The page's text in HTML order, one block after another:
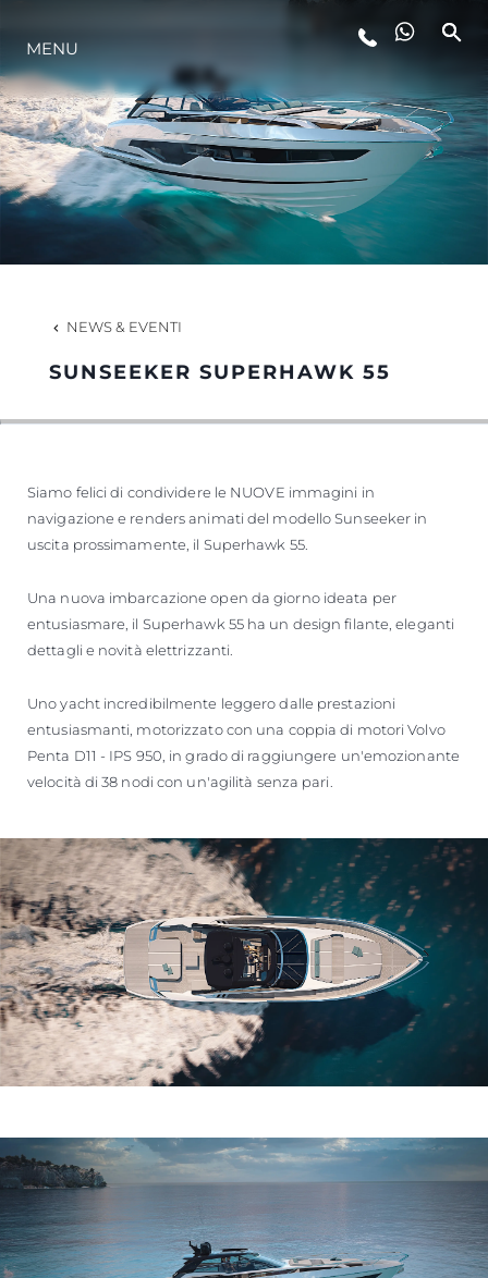
LIFESTYLE
INNOVAZIONE
L'AZIENDA
MENU
NEWS & EVENTI
SUNSEEKER SUPERHAWK 55
Siamo felici di condividere le NUOVE immagini in
navigazione e renders animati del modello Sunseeker in
uscita prossimamente, il Superhawk 55.
Una nuova imbarcazione open da giorno ideata per
entusiasmare, il Superhawk 55 ha un design filante, eleganti
dettagli e novità elettrizzanti.
Uno yacht incredibilmente leggero dalle prestazioni
entusiasmanti, motorizzato con una coppia di motori Volvo
Penta D11 - IPS 950, in grado di raggiungere un'emozionante
velocità di 38 nodi con un'agilità senza pari.